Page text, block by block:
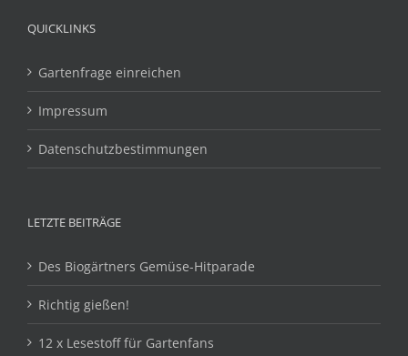
QUICKLINKS
Gartenfrage einreichen
Impressum
Datenschutzbestimmungen
LETZTE BEITRÄGE
Des Biogärtners Gemüse-Hitparade
Richtig gießen!
12 x Lesestoff für Gartenfans